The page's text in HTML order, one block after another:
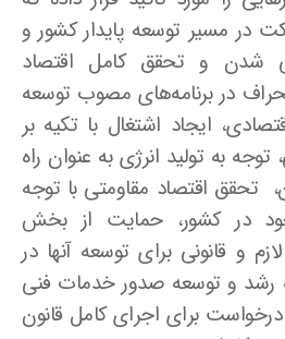
در مسیر توسعه پایدار کشور و
شدن و تحقق کامل اقتصاد
در برنامه‌های مصوب توسعه
ایجاد اشتغال با تکیه بر
توجه به تولید انرژی به عنوان راه
تحقق اقتصاد مقاومتی با توجه
در کشور، حمایت از بخش
و قانونی برای توسعه آنها در
و توسعه صدور خدمات فنی
برای اجرای کامل قانون